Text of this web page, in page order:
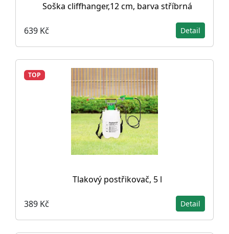
Soška cliffhanger,12 cm, barva stříbrná
639 Kč Detail
TOP
Tlakový postřikovač, 5 l
389 Kč Detail